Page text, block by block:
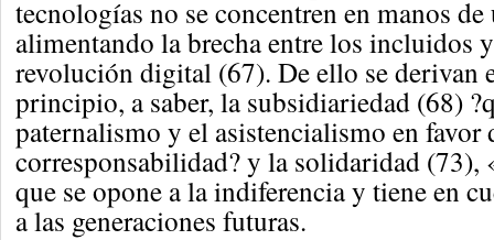
tecnologías no se concentren en manos
alimentando la brecha entre los incluidos
revolución digital (67). De ello se derivan
principio, a saber, la subsidiariedad (68)
paternalismo y el asistencialismo en favor
corresponsabilidad? y la solidaridad
que se opone a la indiferencia y tiene en
a las generaciones futuras.